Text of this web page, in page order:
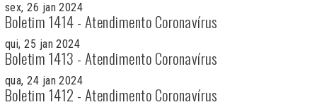
sex, 26 jan 2024
Boletim 1414 - Atendimento Coronavírus
qui, 25 jan 2024
Boletim 1413 - Atendimento Coronavírus
qua, 24 jan 2024
Boletim 1412 - Atendimento Coronavírus